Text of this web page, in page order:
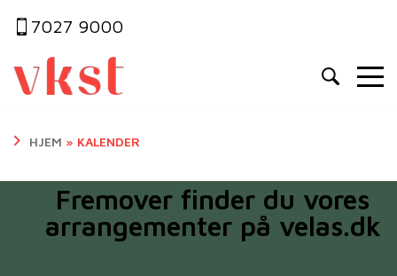
7027 9000
HJEM » KALENDER
Fremover finder du vores
arrangementer på velas.dk